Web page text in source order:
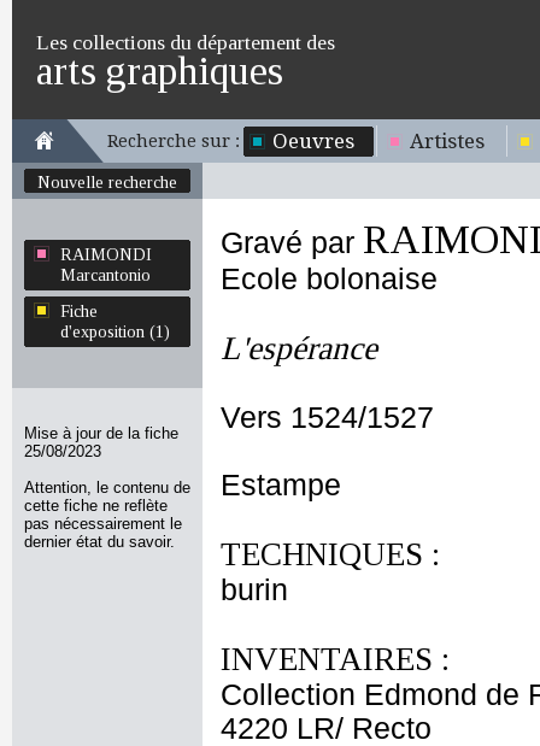
Les collections du département des
arts graphiques
Recherche sur : Oeuvres Artistes
Nouvelle recherche
RAIMONDI
Marcantonio
Fiche
d'exposition (1)
Mise à jour de la fiche
25/08/2023
Attention, le contenu de
cette fiche ne reflète
pas nécessairement le
dernier état du savoir.
Gravé par
Ecole bolonaise
L'espérance
Vers 1524/1527
Estampe
TECHNIQUES :
burin
INVENTAIRES :
Collection Edmond de
4220 LR/ Recto